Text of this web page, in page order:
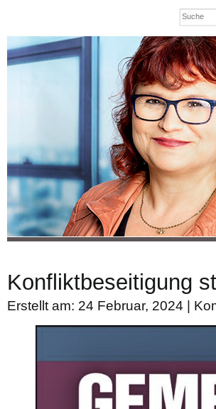
Konfliktbeseitigung
Erstellt am: 24 Februar, 2024 |